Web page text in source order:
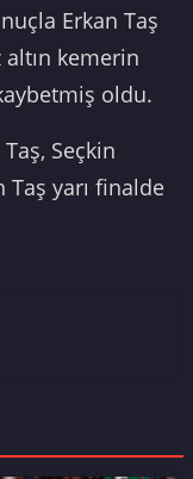
Erkan Taş
kemerin
oldu.
Seçkin
Taş yarı finalde